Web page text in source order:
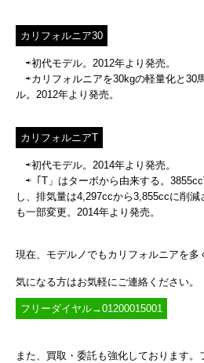
カリフォルニア30
⇨初代モデル。2012年より発売。
⇨カリフォルニアを30kgの軽量化と30
ル。2012年より発売。
カリフォルニアT
⇨初代モデル。2014年より発売。
⇨「T」はターボから由来する。
し、排気量は4,297ccから3,855ccに削
も一部変更。2014年より発売。
現在、モデルノでもカリフォルニアを多
気になる方はお気軽にご連絡ください。
フリーダイヤル→01200015001
また、買取・委託も強化しております